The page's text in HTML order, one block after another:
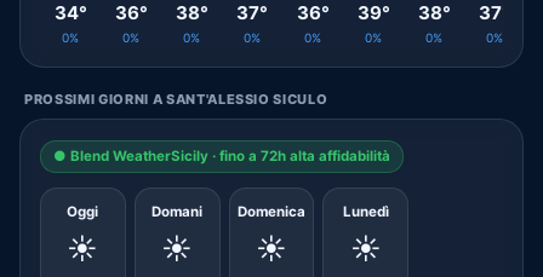
34°
0%
36°
0%
38°
0%
37°
0%
36°
0%
39°
0%
38°
0%
37°
0%
PROSSIMI GIORNI A SANT'ALESSIO SICULO
● Blend WeatherSicily · fino a 72h alta affidabilità
Oggi
☀️
Domani
☀️
Domenica
☀️
Lunedì
☀️